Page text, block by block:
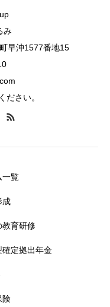
up
み
早沖1577番地15
ださい。
一覧
成
教育研修
確定拠出年金
険